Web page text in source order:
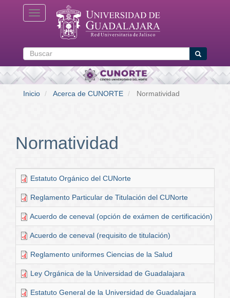
Toggle navigation
Buscar Buscar
Inicio Acerca de CUNORTE Normatividad
Normatividad
Estatuto Orgánico del CUNorte
Reglamento Particular de Titulación del CUNorte
Acuerdo de ceneval (opción de exámen de certificación)
Acuerdo de ceneval (requisito de titulación)
Reglamento uniformes Ciencias de la Salud
Ley Orgánica de la Universidad de Guadalajara
Estatuto General de la Universidad de Guadalajara